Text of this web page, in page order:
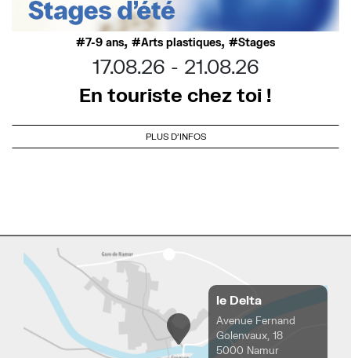
7-9 ans, Arts plastiques, Stages
17.08.26
21.08.26
En touriste chez toi !
PLUS D'INFOS
le Delta
Avenue Fernand
Golenvaux, 18
5000 Namur